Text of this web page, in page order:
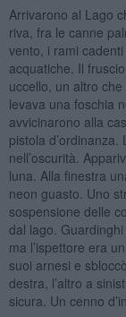
Arrivarono al Lago
riva, fra le canne
vento, i rami
acquatiche. Il
uccello, un altro
levava una foschia
avvicinarono alla
pistola
nell’oscurità.
luna. Alla finestra
neon guasto. Uno
sospensione delle
dal lago.
ma l’ispettore era
suoi arnesi e
destra, l’altro a
sicura. Un cenno